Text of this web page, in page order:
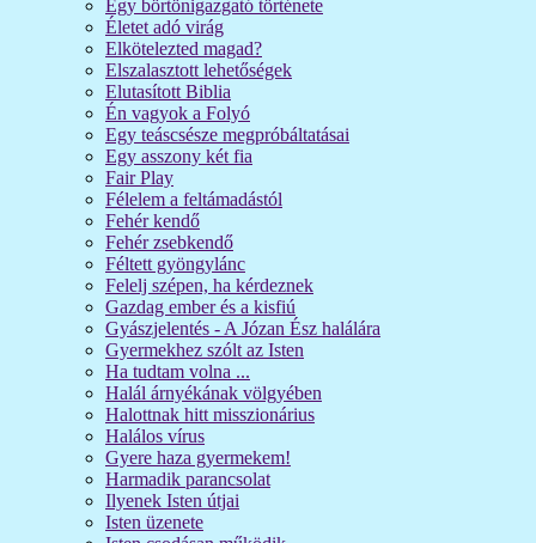
Egy börtönigazgató története
Életet adó virág
Elkötelezted magad?
Elszalasztott lehetőségek
Elutasított Biblia
Én vagyok a Folyó
Egy teáscsésze megpróbáltatásai
Egy asszony két fia
Fair Play
Félelem a feltámadástól
Fehér kendő
Fehér zsebkendő
Féltett gyöngylánc
Felelj szépen, ha kérdeznek
Gazdag ember és a kisfiú
Gyászjelentés - A Józan Ész halálára
Gyermekhez szólt az Isten
Ha tudtam volna ...
Halál árnyékának völgyében
Halottnak hitt misszionárius
Halálos vírus
Gyere haza gyermekem!
Harmadik parancsolat
Ilyenek Isten útjai
Isten üzenete